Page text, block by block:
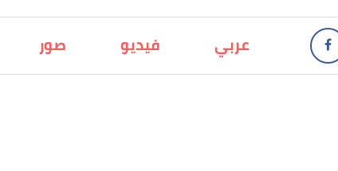
صور فيديو عربي